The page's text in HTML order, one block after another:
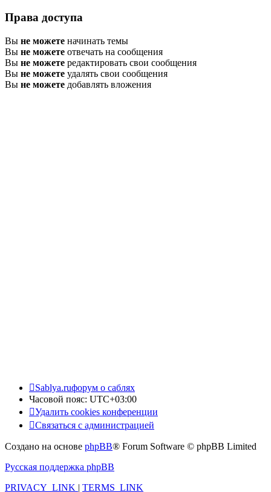
Права доступа
Вы не можете начинать темы
Вы не можете отвечать на сообщения
Вы не можете редактировать свои сообщения
Вы не можете удалять свои сообщения
Вы не можете добавлять вложения
Sablya.ruфорум о саблях
Часовой пояс: UTC+03:00
Удалить cookies конференции
Связаться с администрацией
Создано на основе phpBB® Forum Software © phpBB Limited
Русская поддержка phpBB
PRIVACY_LINK | TERMS_LINK